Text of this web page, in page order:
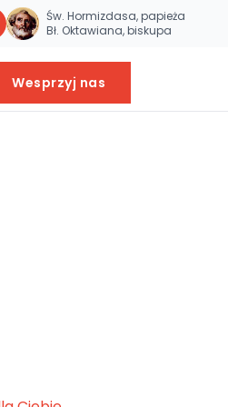
Św. Hormizdasa, papieża
Bł. Oktawiana, biskupa
Wesprzyj nas